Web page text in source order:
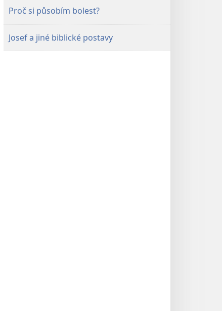
Proč si působím bolest?
Josef a jiné biblické postavy